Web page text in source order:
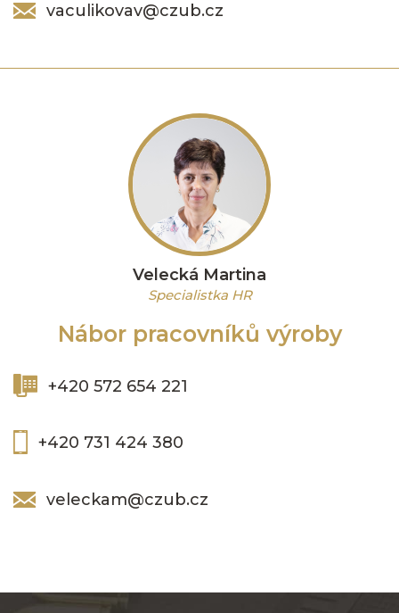
vaculikovav@czub.cz
Nábor pracovníků výroby
+420 572 654 221
+420 731 424 380
veleckam@czub.cz
Velecká Martina
Specialistka HR